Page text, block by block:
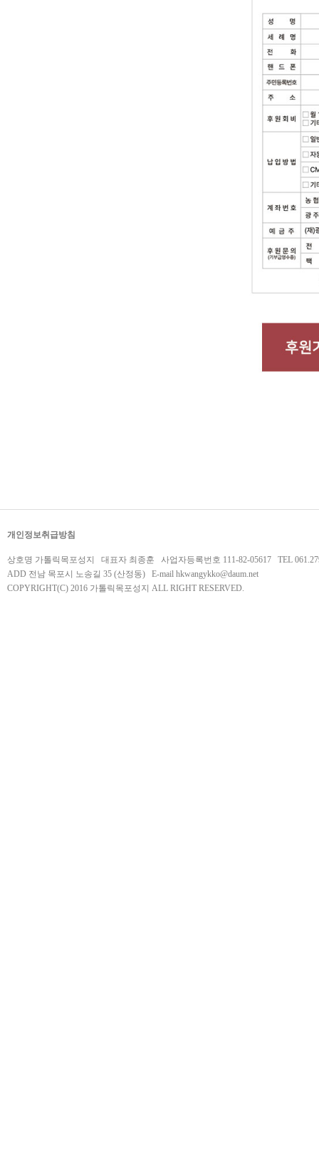
개인정보취급방침
상호명 가톨릭목포성지 대표자 최종훈 사업자등록번호 111-82-05617 TEL
ADD 전남 목포시 노송길 35 (산정동) E-mail hkwangykko@daum.net
COPYRIGHT(C) 2016 가톨릭목포성지 ALL RIGHT RESERVED.